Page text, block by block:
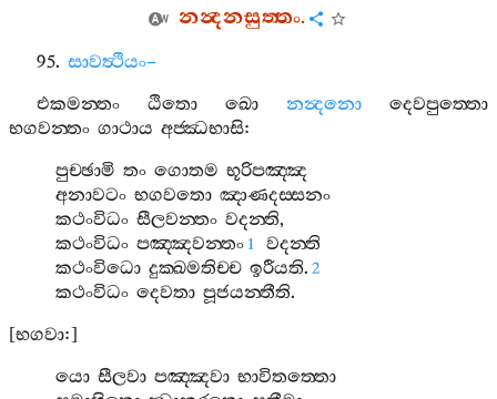
නන්‍දනසුත‍්තං.
95. සාවත්‍ථියං–
එකමන‍්තං
ඨිතො ඛො නන්‍දනො
දෙවපුත‍්තො
භගවන‍්තං ගාථාය අජ‍්ඣභාසි:
පුච‍්ඡාමි තං ගොතම භූරිපඤ‍්ඤ
අනාවටං භගවතො ඤාණදස‍්සනං
කථංවිධං සීලවන‍්තං වදන‍්ති,
කථංවිධං පඤ‍්ඤවන‍්තං 1
වදන‍්ති
කථංවිධො දුක‍්ඛමතිච‍්ච ඉරීයති. 2
කථංවිධං දෙවතා පූජයන‍්තීති.
[භගවා:]
යො සීලවා පඤ‍්ඤවා භාවිතත‍්තො